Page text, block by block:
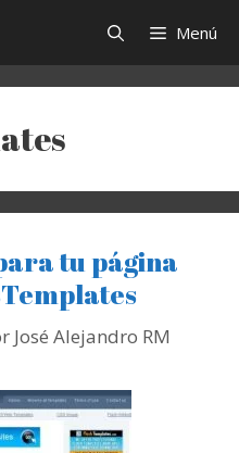
Menú
tu página
José Alejandro RM